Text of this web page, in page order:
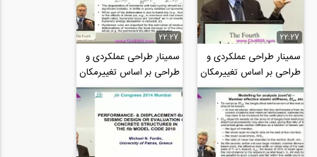
22:27
سمینار طراحی عملکردی و
طراحی بر اساس تغییرمکان
برگذار شده در سال 2014
برای...
22:27
سمینار طراحی عملکردی و
طراحی بر اساس تغییرمکان
برگذار شده در سال 2014